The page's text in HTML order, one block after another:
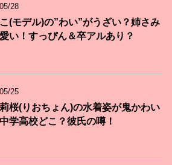
28
(モデル)の”わい”がうざい？姉さみ
い！すっぴん＆卒アルあり？
25
桜(りおちょん)の水着姿が鬼かわい
学高校どこ？彼氏の噂！